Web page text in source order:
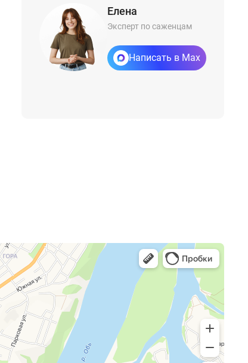
Елена
Эксперт по саженцам
Написать в Max